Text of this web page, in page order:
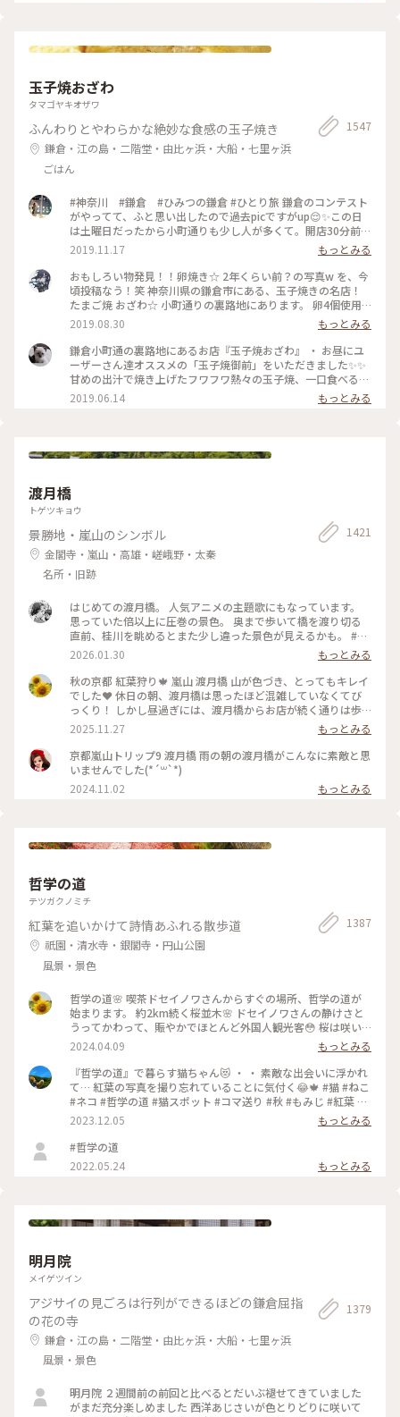
玉子焼おざわ
タマゴヤキオザワ
ふんわりとやわらかな絶妙な食感の玉子焼き
鎌倉・江の島・二階堂・由比ヶ浜・大船・七里ヶ浜
ごはん
1547
#神奈川 #鎌倉 #ひみつの鎌倉 #ひとり旅 鎌倉のコンテスト
がやってて、ふと思い出したので過去picですがup😌✨この日
は土曜日だったから小町通りも少し人が多くて。開店30分前に
並び始めて、既に前に10人ほどいましたよ〜。運良く1巡目で
入れたので、玉子焼きを注文😎なんともいえない甘さと出汁の
お味と、、、とりあえず美味😂笑！また機会があれば行きたい
なあ。
2019.11.17
もっとみる
おもしろい物発見！！卵焼き☆ 2年くらい前？の写真w を、今
頃投稿なう！笑 神奈川県の鎌倉市にある、玉子焼きの名店！
たまご焼 おざわ☆ 小町通りの裏路地にあります。 卵4個使用
で、砂糖醤油の風味の後に、出汁の風味と旨みが来る感じでし
た！ 口当たりは柔らでした！ 記憶でわ… 開店の11時半前に行
ったのに、長者の列で30分以上待った記憶が… 懐かし～ ま
た、食べに行きたいな～ #神奈川 #鎌倉 #玉子焼き #おざわ #御
膳 #名店 #小町通り #裏 #過去
2019.08.30
もっとみる
鎌倉小町通の裏路地にあるお店『玉子焼おざわ』 ・ お昼にユ
ーザーさん達オススメの「玉子焼御前」をいただきました✨✨
甘めの出汁で焼き上げたフワフワ熱々の玉子焼、一口食べると
旨味がジュワーッと広がります😆 この味は絶対家で再現でき
ない美味しさです🌟 ・ ちなみに、ご飯の上の昆布もいいお
倉 #小町通り
2019.06.14 もっとみる
渡月橋
トゲツキョウ
景勝地・嵐山のシンボル
金閣寺・嵐山・高雄・嵯峨野・太秦
名所・旧跡
1421
はじめての渡月橋。 人気アニメの主題歌にもなっています。
思っていた倍以上に圧巻の景色。 奥まで歩いて橋を渡り切る
直前、桂川を眺めるとまた少し違った景色が見えるかも。 #渡
月橋 #嵐山 #京都旅行 #嵐電 #京都観光
2026.01.30
もっとみる
秋の京都 紅葉狩り🍁 嵐山 渡月橋 山が色づき、とってもキレイ
でした❤️ 休日の朝、渡月橋は思ったほど混雑していなくてび
っくり！ しかし昼過ぎには、渡月橋からお店が続く通りは歩
行者天国になり多くの人でごったがえし、ボート乗り場では長
蛇の列で60分待ちになってました😳 2025.11.23 #渡月橋 #紅
葉 #嵐山 #京都 #ことりっぷ #秋の装い
2025.11.27
もっとみる
京都嵐山トリップ9 渡月橋 雨の朝の渡月橋がこんなに素敵と思
いませんでした(*´꒳`*)
2024.11.02
もっとみる
哲学の道
テツガクノミチ
紅葉を追いかけて詩情あふれる散歩道
祇園・清水寺・銀閣寺・円山公園
風景・景色
1387
哲学の道🌸 喫茶ドセイノワさんからすぐの場所、哲学の道が
始まります。 約2km続く桜並木🌸 ドセイノワさんの静けさと
うってかわって、賑やかでほとんど外国人観光客😳 桜は咲い
ているのに異国を旅行しているような気分になります☺️ 途中
で霊鑑寺に寄りながら、気持ちのいいお散歩になりました🌸 #
哲学の道 #桜 #お花見 #京都 #春色さがし #電車旅
2024.04.09
もっとみる
『哲学の道』で暮らす猫ちゃん😻 ・ ・ 素敵な出会いに浮かれ
て… 紅葉の写真を撮り忘れていることに気付く😂🍁 #猫 #ねこ
#ネコ #哲学の道 #猫スポット #コマ送り #秋 #もみじ #紅葉 #
京都紅葉 #京都散策 #京都 #左京区 #岡崎エリア #kyoto #こと
りっぷ京都 #私のことりっぷ旅 #カフー
2023.12.05
もっとみる
#哲学の道
2022.05.24
もっとみる
明月院
メイゲツイン
アジサイの見ごろは行列ができるほどの鎌倉屈指
の花の寺
鎌倉・江の島・二階堂・由比ヶ浜・大船・七里ヶ浜
風景・景色
1379
明月院 ２週間前の前回と比べるとだいぶ褪せてきていました
がまだ充分楽しめました 西洋あじさいが色とりどりに咲いて